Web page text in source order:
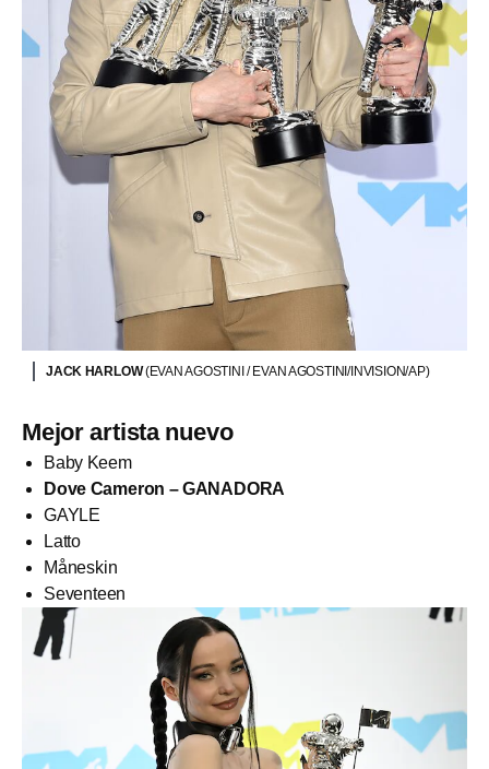
JACK HARLOW(EVAN AGOSTINI / EVAN AGOSTINI/INVISION/AP)
Mejor artista nuevo
Baby Keem
Dove Cameron – GANADORA
GAYLE
Latto
Måneskin
Seventeen